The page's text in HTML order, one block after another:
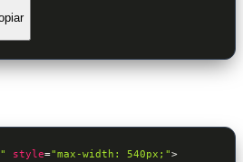
style="max-width: 540px;">